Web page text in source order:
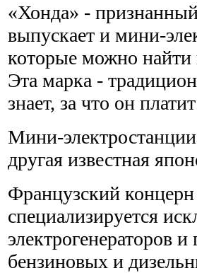
«Хонда» -
выпускает и мини-
которые можно найти
Эта марка -
знает, за что он
Мини-электростанции
другая известная
Французский
специализируется
электрогенераторов
бензиновых и